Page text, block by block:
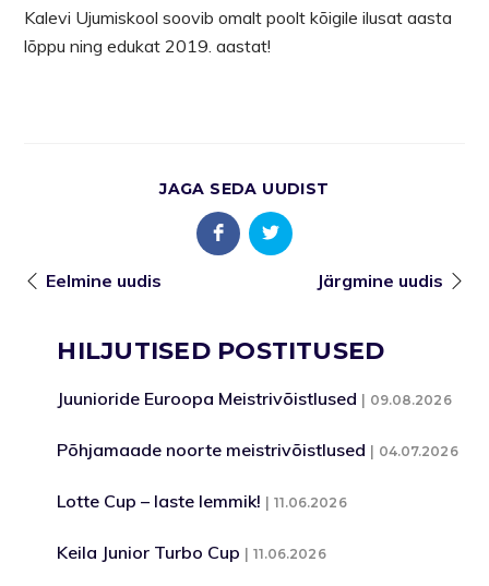
Kalevi Ujumiskool soovib omalt poolt kõigile ilusat aasta
lõppu ning edukat 2019. aastat!
JAGA SEDA UUDIST
Eelmine uudis Järgmine uudis
HILJUTISED POSTITUSED
Juunioride Euroopa Meistrivõistlused 09.08.2026
Põhjamaade noorte meistrivõistlused 04.07.2026
Lotte Cup – laste lemmik! 11.06.2026
Keila Junior Turbo Cup 11.06.2026